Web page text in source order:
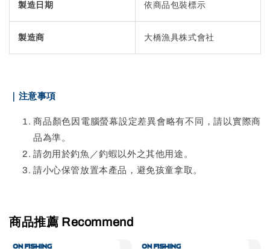
製造日期 依商品包裝標示
製造商 大橋漁具株式會社
｜注意事項
商品顏色因電腦螢幕設定差異會略有不同，請以實際商
品為準。
請勿用於釣魚／釣蝦以外之其他用途。
請小心保管放置本產品，避免孩童拿取。
商品推薦 Recommend